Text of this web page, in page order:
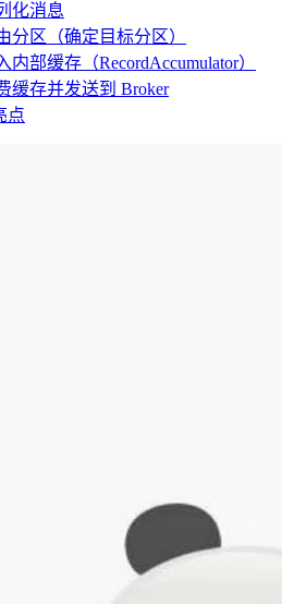
化消息
分区（确定目标分区）
内部缓存（RecordAccumulator）
缓存并发送到 Broker
点